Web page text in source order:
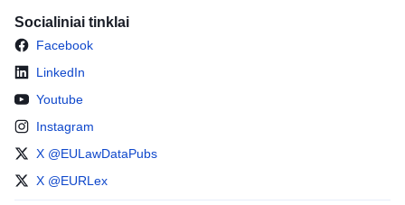
Socialiniai tinklai
Facebook
LinkedIn
Youtube
Instagram
X @EULawDataPubs
X @EURLex